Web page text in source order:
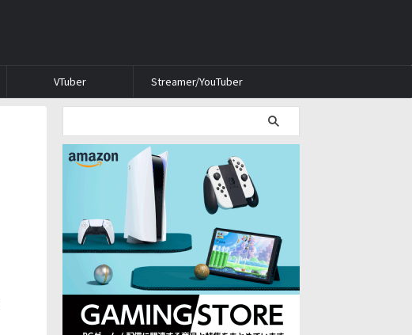
VTuber Streamer/YouTuber